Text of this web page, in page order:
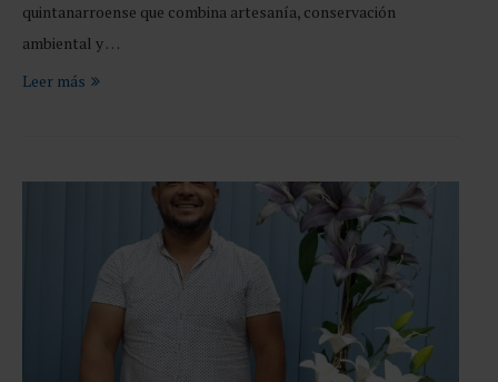
quintanarroense que combina artesanía, conservación
ambiental y …
Leer más